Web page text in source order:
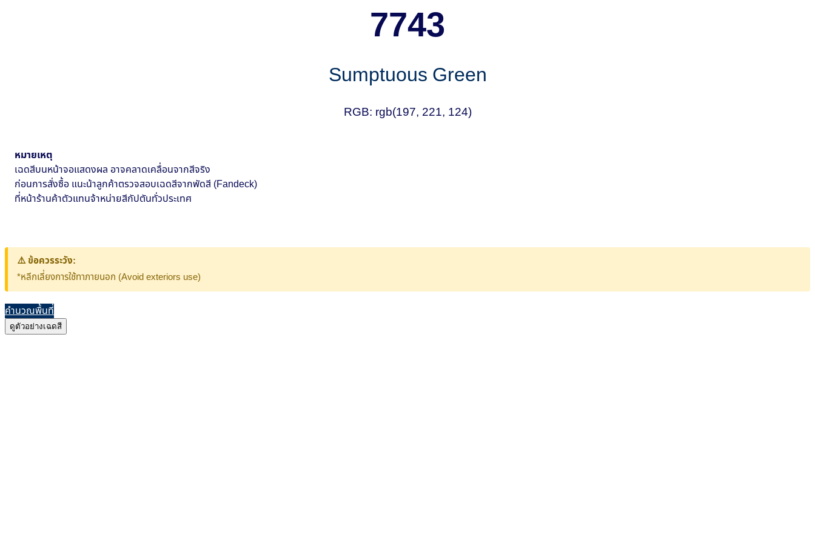
7743
Sumptuous Green
RGB: rgb(197, 221, 124)
หมายเหตุ
เฉดสีบนหน้าจอแสดงผล อาจคลาดเคลื่อนจากสีจริง
ก่อนการสั่งซื้อ แนะน้าลูกค้าตรวจสอบเฉดสีจากพัดสี (Fandeck)
ที่หน้าร้านค้าตัวแทนจ้าหน่ายสีกัปตันทั่วประเทศ
⚠️ ข้อควรระวัง:
*หลีกเลี่ยงการใช้ทาภายนอก (Avoid exteriors use)
คำนวณพื้นที่
ดูตัวอย่างเฉดสี